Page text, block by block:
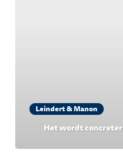
Leindert & Manon
Het wordt concreter